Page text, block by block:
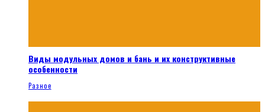
Виды модульных домов и бань и их конструктивные
особенности
Разное